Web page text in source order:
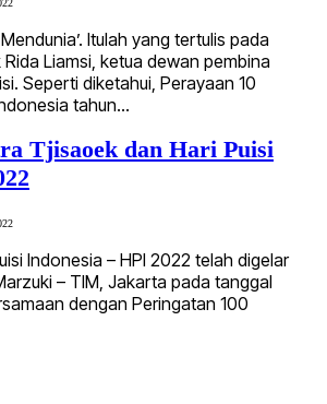
Itulah yang tertulis pada
Liamsi, ketua dewan pembina
Seperti diketahui, Perayaan 10
tahun…
Tjisaoek dan Hari Puisi
Indonesia – HPI 2022 telah digelar
– TIM, Jakarta pada tanggal
dengan Peringatan 100